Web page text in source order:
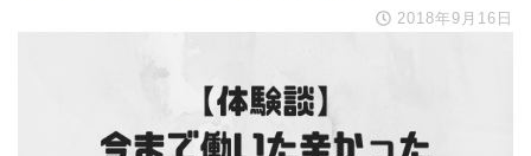
2018年9月16日